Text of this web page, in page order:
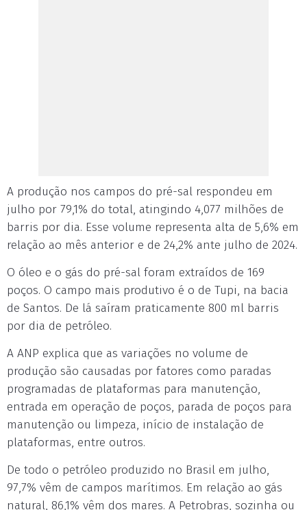
A produção nos campos do pré-sal respondeu em
julho por 79,1% do total, atingindo 4,077 milhões de
barris por dia. Esse volume representa alta de 5,6% em
relação ao mês anterior e de 24,2% ante julho de 2024.
O óleo e o gás do pré-sal foram extraídos de 169
poços. O campo mais produtivo é o de Tupi, na bacia
de Santos. De lá saíram praticamente 800 ml barris
por dia de petróleo.
A ANP explica que as variações no volume de
produção são causadas por fatores como paradas
programadas de plataformas para manutenção,
entrada em operação de poços, parada de poços para
manutenção ou limpeza, início de instalação de
plataformas, entre outros.
De todo o petróleo produzido no Brasil em julho,
97,7% vêm de campos marítimos. Em relação ao gás
natural, 86,1% vêm dos mares. A Petrobras, sozinha ou